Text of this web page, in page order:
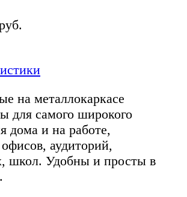
на металлокаркасе
для самого широкого
дома и на работе,
аудиторий,
школ. Удобны и просты в